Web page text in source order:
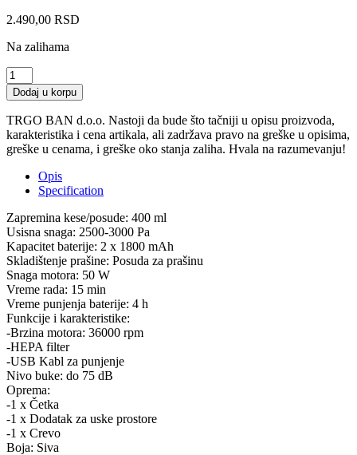
2.490,00 RSD
Na zalihama
LINEA
LVCP-
0621
Ručni
usisivač
quantity
Dodaj u korpu
TRGO BAN d.o.o. Nastoji da bude što tačniji u opisu proizvoda,
karakteristika i cena artikala, ali zadržava pravo na greške u opisima,
greške u cenama, i greške oko stanja zaliha. Hvala na razumevanju!
Opis
Specification
Zapremina kese/posude: 400 ml
Usisna snaga: 2500-3000 Pa
Kapacitet baterije: 2 x 1800 mAh
Skladištenje prašine: Posuda za prašinu
Snaga motora: 50 W
Vreme rada: 15 min
Vreme punjenja baterije: 4 h
Funkcije i karakteristike:
-Brzina motora: 36000 rpm
-HEPA filter
-USB Kabl za punjenje
Nivo buke: do 75 dB
Oprema:
-1 x Četka
-1 x Dodatak za uske prostore
-1 x Crevo
Boja: Siva